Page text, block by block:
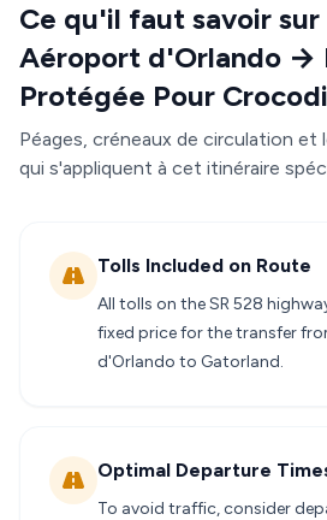
Ce qu'il faut savoir
Aéroport d'Orlando →
Protégée Pour
Péages, créneaux de circulation et
qui s'appliquent à cet itinéraire
Tolls Included on Route
All tolls on the SR 528
fixed price for the transfer
d'Orlando to Gatorland.
Optimal Departure
To avoid traffic, consider